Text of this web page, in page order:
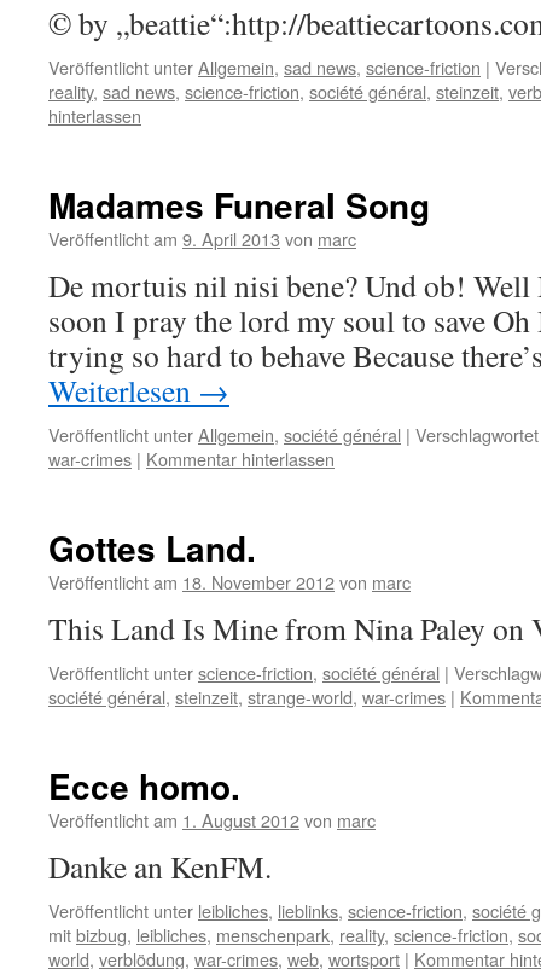
© by „beattie“:http://
Veröffentlicht unterAllgemein, sad news, science-friction |
reality, sad news, science-friction, société général, steinzeit,
hinterlassen
Madames Funeral Song
Veröffentlicht am 9. April 2013 von marc
De mortuis nil nisi bene? Und ob! Well
soon I pray the lord my soul to save
trying so hard to behave Because
Weiterlesen →
Veröffentlicht unterAllgemein, société général |
war-crimes | Kommentar hinterlassen
Gottes Land.
Veröffentlicht am 18. November 2012von marc
This Land Is Mine from Nina Paley on
Veröffentlicht unterscience-friction, société général |
société général, steinzeit, strange-world, war-crimes |
Ecce homo.
Veröffentlicht am 1. August 2012von marc
Danke an KenFM.
Veröffentlicht unter leibliches, lieblinks, science-friction, société
mitbizbug, leibliches, menschenpark, reality, science-friction,
world, verblödung, war-crimes, web, wortsport | Kommentar